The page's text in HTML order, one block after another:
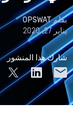
بقلمOPSWAT
يناير 27, 2020
شارك هذا المنشور